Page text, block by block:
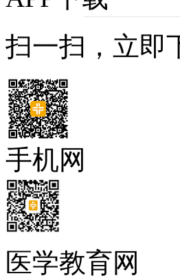
扫一扫，立即
手机网
医学教育网